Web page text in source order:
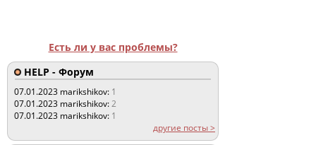
Есть ли у вас проблемы?
HELP - Форум
07.01.2023 marikshikov: 1
07.01.2023 marikshikov:2
07.01.2023 marikshikov: 1
другие посты >